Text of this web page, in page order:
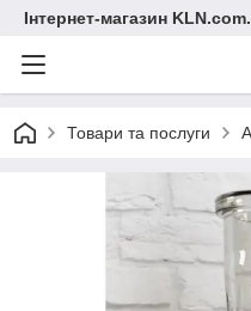
Інтернет-магазин
Товари та послуги